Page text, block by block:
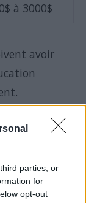
parties, or
for
opt-out
à 3000$
avoir
dans le